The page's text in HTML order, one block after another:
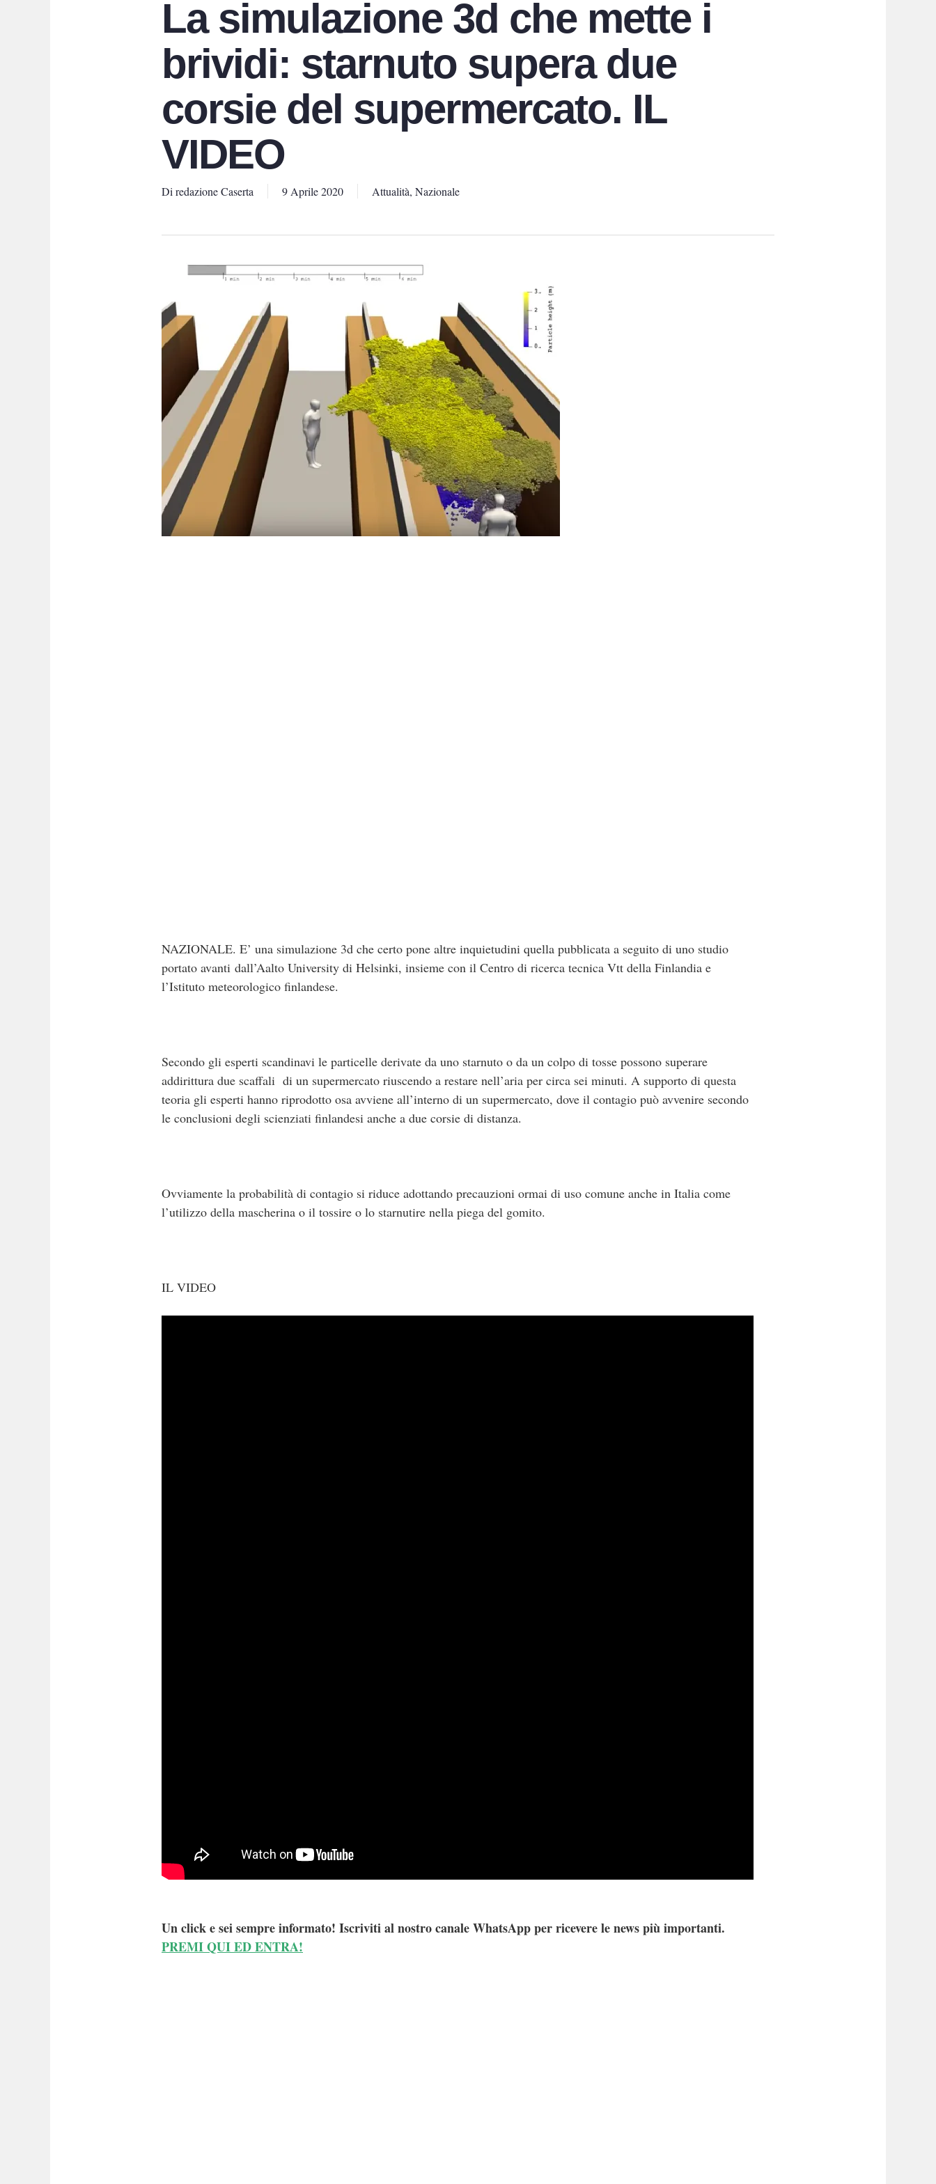
La simulazione 3d che mette i
brividi: starnuto supera due
corsie del supermercato. IL
VIDEO
Di redazione Caserta 9 Aprile 2020 Attualità, Nazionale
NAZIONALE. E’ una simulazione 3d che certo pone altre inquietudini quella pubblicata a seguito di uno studio
portato avanti dall’Aalto University di Helsinki, insieme con il Centro di ricerca tecnica Vtt della Finlandia e
l’Istituto meteorologico finlandese.
Secondo gli esperti scandinavi le particelle derivate da uno starnuto o da un colpo di tosse possono superare
addirittura due scaffali di un supermercato riuscendo a restare nell’aria per circa sei minuti. A supporto di questa
teoria gli esperti hanno riprodotto osa avviene all’interno di un supermercato, dove il contagio può avvenire secondo
le conclusioni degli scienziati finlandesi anche a due corsie di distanza.
Ovviamente la probabilità di contagio si riduce adottando precauzioni ormai di uso comune anche in Italia come
l’utilizzo della mascherina o il tossire o lo starnutire nella piega del gomito.
IL VIDEO
Un click e sei sempre informato! Iscriviti al nostro canale WhatsApp per ricevere le news più importanti.
PREMI QUI ED ENTRA!